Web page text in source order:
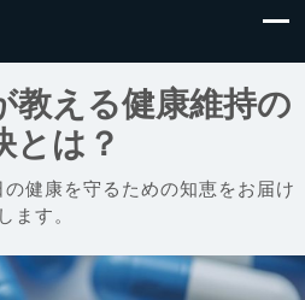
教える健康維持の
とは？
健康を守るための知恵をお届け
します。